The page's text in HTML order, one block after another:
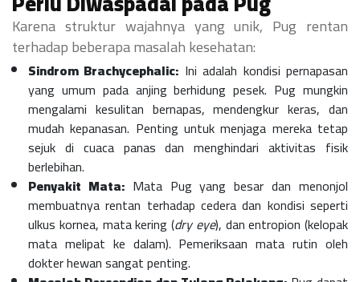
Karena struktur wajahnya yang unik, Pug rentan
terhadap beberapa masalah kesehatan:
Sindrom Brachycephalic: Ini adalah kondisi pernapasan
yang umum pada anjing berhidung pesek. Pug mungkin
mengalami kesulitan bernapas, mendengkur keras, dan
mudah kepanasan. Penting untuk menjaga mereka tetap
sejuk di cuaca panas dan menghindari aktivitas fisik
berlebihan.
Penyakit Mata:Mata Pug yang besar dan menonjol
membuatnya rentan terhadap cedera dan kondisi seperti
ulkus kornea, mata kering (dry eye), dan entropion (kelopak
mata melipat ke dalam). Pemeriksaan mata rutin oleh
dokter hewan sangat penting.